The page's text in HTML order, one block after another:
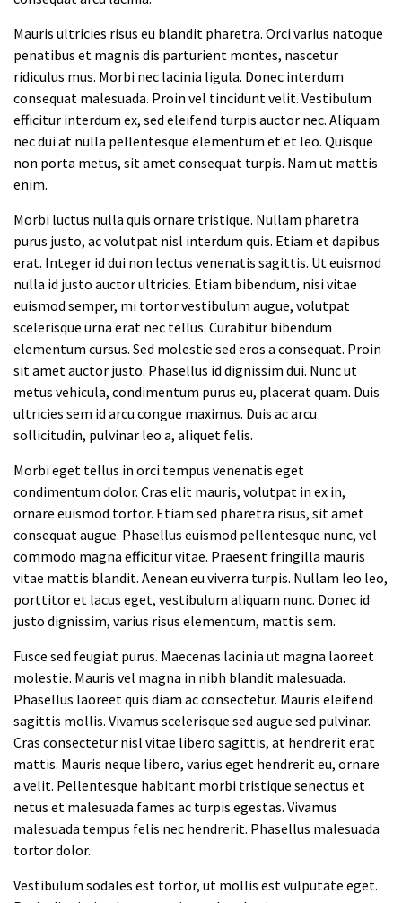
Mauris ultricies risus eu blandit pharetra. Orci varius natoque
penatibus et magnis dis parturient montes, nascetur
ridiculus mus. Morbi nec lacinia ligula. Donec interdum
consequat malesuada. Proin vel tincidunt velit. Vestibulum
efficitur interdum ex, sed eleifend turpis auctor nec. Aliquam
nec dui at nulla pellentesque elementum et et leo. Quisque
non porta metus, sit amet consequat turpis. Nam ut mattis
enim.
Morbi luctus nulla quis ornare tristique. Nullam pharetra
purus justo, ac volutpat nisl interdum quis. Etiam et dapibus
erat. Integer id dui non lectus venenatis sagittis. Ut euismod
nulla id justo auctor ultricies. Etiam bibendum, nisi vitae
euismod semper, mi tortor vestibulum augue, volutpat
scelerisque urna erat nec tellus. Curabitur bibendum
elementum cursus. Sed molestie sed eros a consequat. Proin
sit amet auctor justo. Phasellus id dignissim dui. Nunc ut
metus vehicula, condimentum purus eu, placerat quam. Duis
ultricies sem id arcu congue maximus. Duis ac arcu
sollicitudin, pulvinar leo a, aliquet felis.
Morbi eget tellus in orci tempus venenatis eget
condimentum dolor. Cras elit mauris, volutpat in ex in,
ornare euismod tortor. Etiam sed pharetra risus, sit amet
consequat augue. Phasellus euismod pellentesque nunc, vel
commodo magna efficitur vitae. Praesent fringilla mauris
vitae mattis blandit. Aenean eu viverra turpis. Nullam leo leo,
porttitor et lacus eget, vestibulum aliquam nunc. Donec id
justo dignissim, varius risus elementum, mattis sem.
Fusce sed feugiat purus. Maecenas lacinia ut magna laoreet
molestie. Mauris vel magna in nibh blandit malesuada.
Phasellus laoreet quis diam ac consectetur. Mauris eleifend
sagittis mollis. Vivamus scelerisque sed augue sed pulvinar.
Cras consectetur nisl vitae libero sagittis, at hendrerit erat
mattis. Mauris neque libero, varius eget hendrerit eu, ornare
a velit. Pellentesque habitant morbi tristique senectus et
netus et malesuada fames ac turpis egestas. Vivamus
malesuada tempus felis nec hendrerit. Phasellus malesuada
tortor dolor.
Vestibulum sodales est tortor, ut mollis est vulputate eget.